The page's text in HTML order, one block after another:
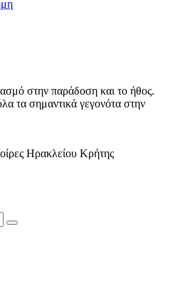
στην παράδοση και το ήθος.
τα σημαντικά γεγονότα στην
Ηρακλείου Κρήτης